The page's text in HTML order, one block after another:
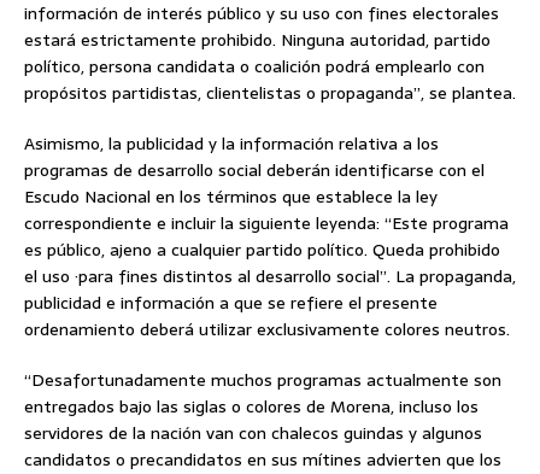
información de interés público y su uso con fines electorales
estará estrictamente prohibido. Ninguna autoridad, partido
político, persona candidata o coalición podrá emplearlo con
propósitos partidistas, clientelistas o propaganda”, se plantea.
Asimismo, la publicidad y la información relativa a los
programas de desarrollo social deberán identificarse con el
Escudo Nacional en los términos que establece la ley
correspondiente e incluir la siguiente leyenda: “Este programa
es público, ajeno a cualquier partido político. Queda prohibido
el uso ·para fines distintos al desarrollo social”. La propaganda,
publicidad e información a que se refiere el presente
ordenamiento deberá utilizar exclusivamente colores neutros.
“Desafortunadamente muchos programas actualmente son
entregados bajo las siglas o colores de Morena, incluso los
servidores de la nación van con chalecos guindas y algunos
candidatos o precandidatos en sus mítines advierten que los